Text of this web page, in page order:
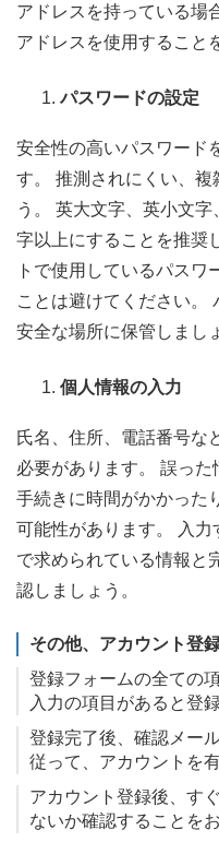
アドレスを持っている場
アドレスを使用すること
パスワードの設定
安全性の高いパスワード
す。 推測されにくい、複
う。 英大文字、英小文
字以上にすることを推奨
トで使用しているパスワ
ことは避けてください。
安全な場所に保管しまし
個人情報の入力
氏名、住所、電話番号な
必要があります。 誤っ
手続きに時間がかかった
可能性があります。 入力
で求められている情報と
認しましょう。
その他、アカウント登
登録フォームの全ての
入力の項目があると登
登録完了後、確認メー
従って、アカウントを
アカウント登録後、す
ないか確認することを